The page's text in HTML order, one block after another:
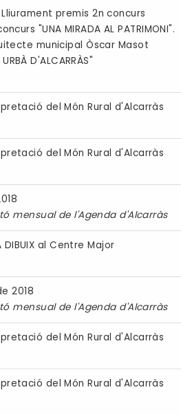
premis 2n concurs
"UNA MIRADA AL PATRIMONI".
municipal Òscar Masot
D'ALCARRÀS"
del Món Rural d'Alcarràs
del Món Rural d'Alcarràs
mensual de l'Agenda d'Alcarràs
DIBUIX al Centre Major
2018
mensual de l'Agenda d'Alcarràs
del Món Rural d'Alcarràs
del Món Rural d'Alcarràs